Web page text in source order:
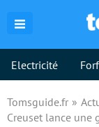
Electricité
Tomsguide.fr
Creuset lance une